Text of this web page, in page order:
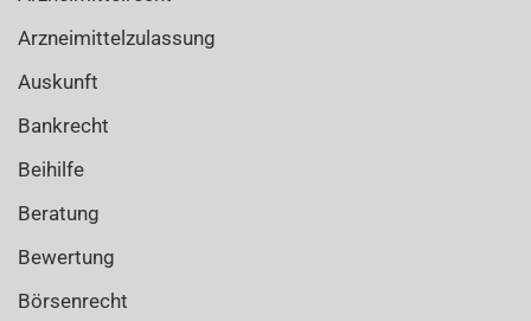
Arzneimittelzulassung
Auskunft
Bankrecht
Beihilfe
Beratung
Bewertung
Börsenrecht